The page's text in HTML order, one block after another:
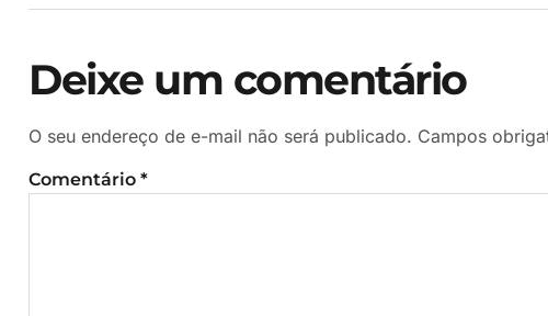
Deixe um comentário
O seu endereço de e-mail não será publicado. Campos
Comentário *